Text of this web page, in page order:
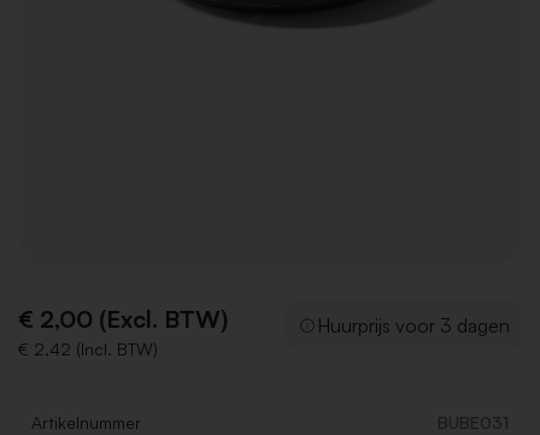
€ 2,00 (Excl. BTW)
€ 2,42 (Incl. BTW)
Huurprijs voor 3 dagen
Artikelnummer BUBE031